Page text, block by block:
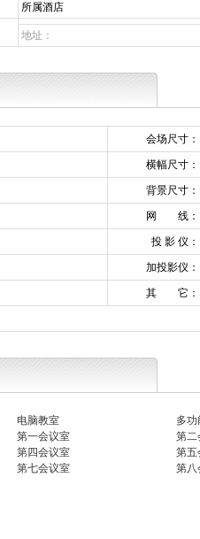
所属酒店
地址：
会场尺寸：
横幅尺寸：
背景尺寸：
网 线：
投 影 仪：
加投影仪：
其 它：
电脑教室
多功
第一会议室
第二
第四会议室
第五
第七会议室 第八